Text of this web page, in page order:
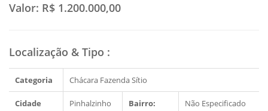
Valor: R$ 1.200.000,00
Localização & Tipo :
Categoria Chácara Fazenda Sítio
Cidade Pinhalzinho Bairro: Não Especificado